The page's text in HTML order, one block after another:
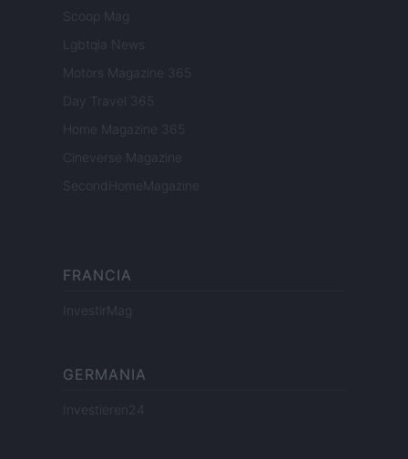
Scoop Mag
Lgbtqia News
Motors Magazine 365
Day Travel 365
Home Magazine 365
Cineverse Magazine
SecondHomeMagazine
FRANCIA
InvestirMag
GERMANIA
Investieren24